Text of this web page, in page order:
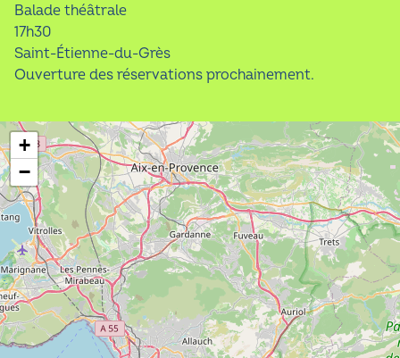
Balade théâtrale
17h30
Saint-Étienne-du-Grès
Ouverture des réservations prochainement.
+
−